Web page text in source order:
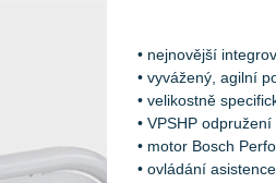
• nejnovější
• vyvážený, agilní
• velikostně
• VPSHP odpružení
• motor Bosch
• ovládání